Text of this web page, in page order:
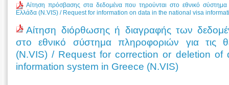
Αίτηση πρόσβασης στα δεδομένα που τηρούνται στο εθνικό σύστημα
Ελλάδα (N.VIS) / Request for information on data in the national visa
Αίτηση διόρθωσης ή διαγραφής των
στο εθνικό σύστημα πληροφοριών για τις
(N.VIS) / Request for correction or deletion
information system in Greece (N.VIS)